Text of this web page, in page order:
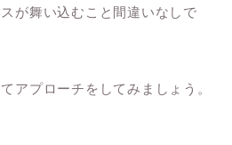
が舞い込むこと間違いなしで
アプローチをしてみましょう。